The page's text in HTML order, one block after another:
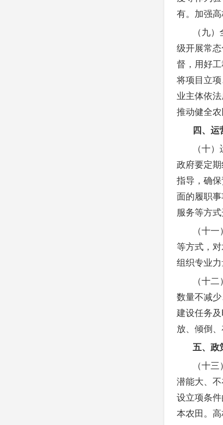
有。加强
（九
级开展常
督，用好
将项目立
业主体依
推动健全
四、运
（十
政府要定
指导，确
面的履职
服务等方
（十
等方式，
组织专业
（十
数量不减
建设任务
放、倾倒
五、政
（十
潜能大、
设立项条
本农田。